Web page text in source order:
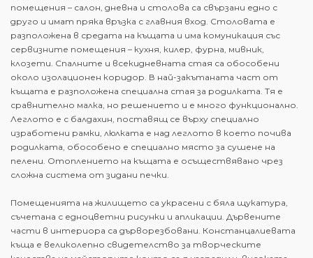
помещения – салон, дневна и столова са свързани едно с
друго и имат пряка връзка с главния вход. Столовата е
разположена в средата на къщата и има комуникация със
сервизните помещения – кухня, килер, фурна, мивник,
клозети. Спалните и всекидневната стая са обособени
около изолационен коридор. В най-закътаната част от
къщата е разположена специална стая за родилката. Тя е
сравнително малка, но решението и е много функционално.
Леглото е с балдахин, поставящ се върху специално
изработени рамки, люлката е над леглото в което почива
родилката, обособено е специално място за сушене на
пелени. Отоплението на къщата е осъществявано чрез
сложна система от зидани печки.
Помещенията на жилището са украсени с бяла щукатура,
съчетана с едноцветни рисунки и апликации. Дървените
части в интериора са дърворезбовани. Констанцалиевата
къща е великолепно свидетелство за творческите